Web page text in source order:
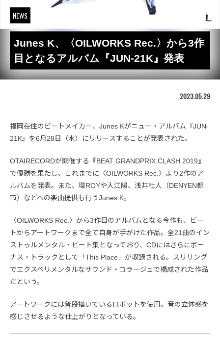
NEWS
Junes K、〈OILWORKS Rec.〉から3作
目となるアルバム『JUN-21K』発表
2023.05.29
福岡在住のビートメイカー、Junes Kがニュー・アルバム『JUN-
21K』を6月28日（水）にリリースすることが発表された。
OTAIRECORDが開催する『BEAT GRANDPRIX CLASH 2019』
で優勝を果たし、これまでに〈OILWORKS Rec.〉より2作のア
ルバムを発表。また、環ROYや入江陽、浅井杜人（DENYEN都
市）などへの楽曲提供も行うJunes K。
〈OILWORKS Rec.〉から3作目のアルバムとなる今作も、ビー
トからアートワークまで全て自身が手がけた作品。全21曲のイン
ストゥルメンタル・ビート集となっており、CDにはさらにボー
ナス・トラックとして「This Place」が収録される。スリリング
でエクスペリメンタルなサウンド・コラージュで構成された作品
だという。
アートワークには普段描いているロボットを使用。音の立体感を
感じさせるような仕上がりとなっている。